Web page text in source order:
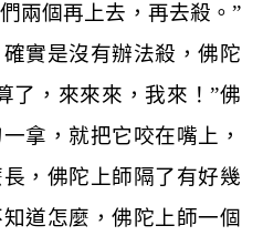
兩個再上去，再去殺。”
實是沒有辦法殺，佛陀
了，來來來，我來！”佛
拿，就把它咬在嘴上，
，佛陀上師隔了有好幾
道怎麼，佛陀上師一個